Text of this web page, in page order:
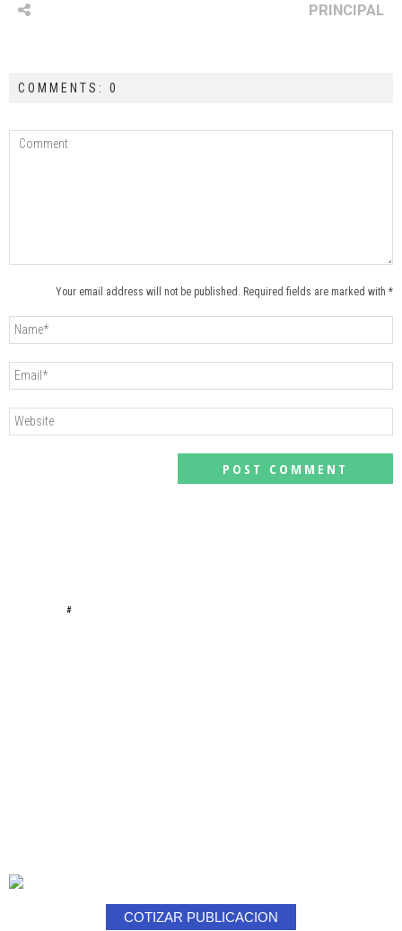
PRINCIPAL
COMMENTS: 0
Your email address will not be published. Required fields are marked with *
#
COTIZAR PUBLICACION